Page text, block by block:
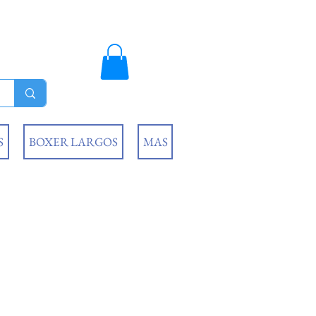
BOXER LARGOS MAS